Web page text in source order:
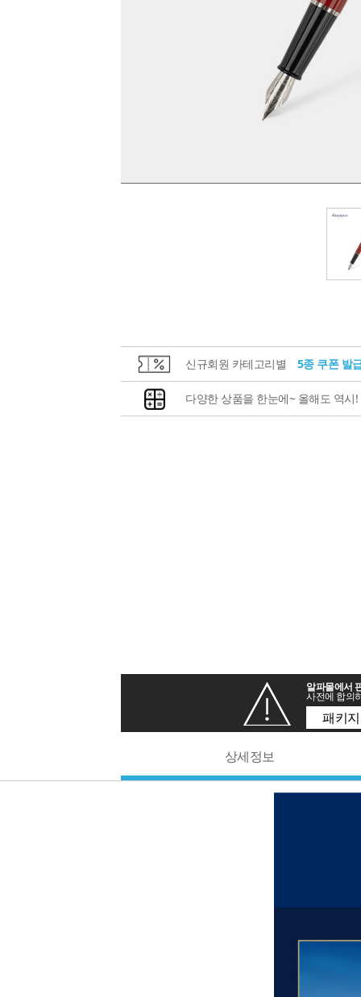
신규회원 카테고리별 5종 쿠폰 발
다양한 상품을 한눈에~ 올해도 역시!
알파몰에서
사전에 합의
패키
상세정보